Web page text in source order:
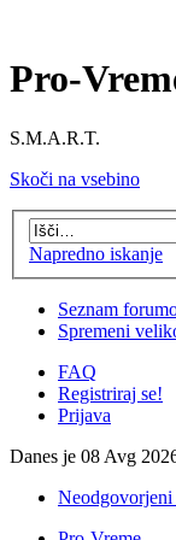
Pro-
S.M.A.R.T.
Skoči na vsebino
Napredno iskanje
Seznam
Spremeni
FAQ
Registriraj se!
Prijava
Danes je 08 Avg